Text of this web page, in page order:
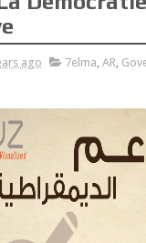
ago 7elma, AR,